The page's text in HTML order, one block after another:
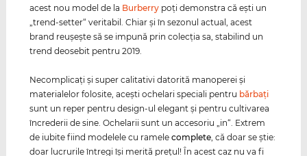
acest nou model de la Burberry poţi demonstra că eşti un
„trend-setter“ veritabil. Chiar şi în sezonul actual, acest
brand reuşeşte să se impună prin colecţia sa, stabilind un
trend deosebit pentru 2019.
Necomplicaţi şi super calitativi datorită manoperei şi
materialelor folosite, aceşti ochelari speciali pentru bărbaţi
sunt un reper pentru design-ul elegant şi pentru cultivarea
încrederii de sine. Ochelarii sunt un accesoriu „in“. Extrem
de iubite fiind modelele cu ramelecomplete, că doar se ştie:
doar lucrurile întregi îşi merită preţul! În acest caz nu va fi